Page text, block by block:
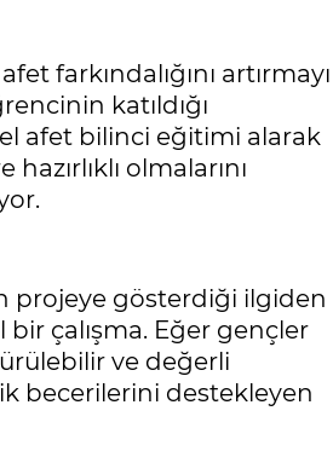
farkındalığını artırmayı
katıldığı
afet bilinci eğitimi alarak
olmalarını
projeye gösterdiği ilgiden
çalışma. Eğer gençler
ve değerli
becerilerini destekleyen